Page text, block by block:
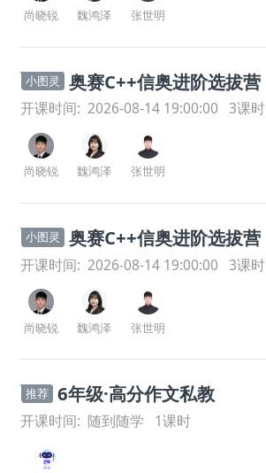
尚晓锐 魏鸿泽 张世明
小图灵 奥赛C++信奥进阶选拔营
开课时间: 2026-08-14 19:00:00 3课时
尚晓锐 魏鸿泽 张世明
小图灵 奥赛C++信奥进阶选拔营
开课时间: 2026-08-14 19:00:00 3课时
尚晓锐 魏鸿泽 张世明
推荐 6年级·高分作文私教
开课时间: 随到随学 1课时